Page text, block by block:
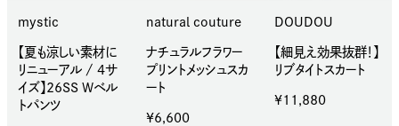
mystic
【夏も涼しい素材に
リニューアル / 4サ
イズ】26SS Wベル
トパンツ
natural couture
ナチュラルフラワー
プリントメッシュスカ
ート
¥6,600
DOUDOU
【細見え効果抜群！】
リブタイトスカート
¥11,880